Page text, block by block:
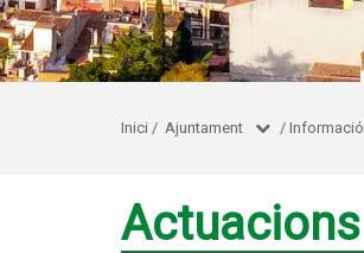
Inici / Ajuntament /
Actuacions